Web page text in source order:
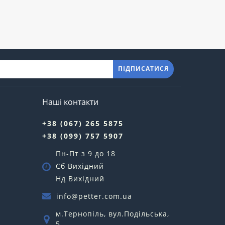
ПІДПИСАТИСЯ
Наші контакти
+38 (067) 265 5875
+38 (099) 757 5907
Пн-Пт з 9 до 18
Сб Вихідний
Нд Вихідний
info@petter.com.ua
м.Тернопіль, вул.Подільська,